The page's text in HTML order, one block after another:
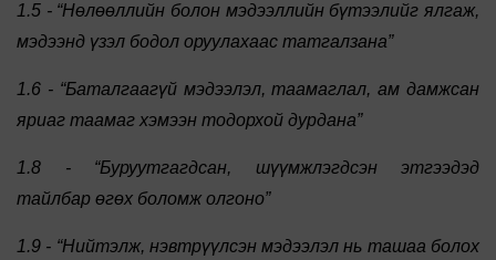
1.5 - “Нөлөөллийн болон мэдээллийн бүтээлийг ялгаж,
мэдээнд үзэл бодол оруулахаас татгалзана”
1.6 - “Баталгаагүй мэдээлэл, таамаглал, ам дамжсан
яриаг таамаг хэмээн тодорхой дурдана”
1.8 - “Буруутгагдсан, шүүмжлэгдсэн этгээдэд
тайлбар өгөх боломж олгоно”
1.9 - “Нийтэлж, нэвтрүүлсэн мэдээлэл нь ташаа болох